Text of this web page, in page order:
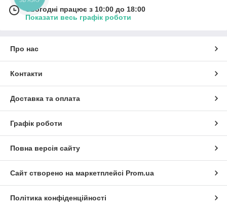
Сьогодні працює з 10:00 до 18:00
Показати весь графік роботи
Про нас
Контакти
Доставка та оплата
Графік роботи
Повна версія сайту
Сайт створено на маркетплейсі Prom.ua
Політика конфіденційності